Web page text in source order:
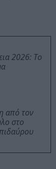
2026: Το
από τον
στο